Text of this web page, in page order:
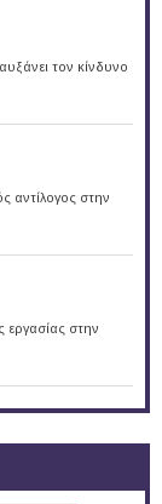
τον κίνδυνο
αντίλογος στην
εργασίας στην